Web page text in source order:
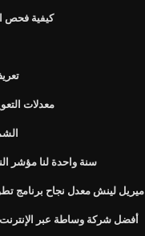
كيفية فحص
معدلات
سنة واحدة لنا مؤشر
ميريل لينش معدل نجاح برنامج
أفضل شركة وساطة عبر